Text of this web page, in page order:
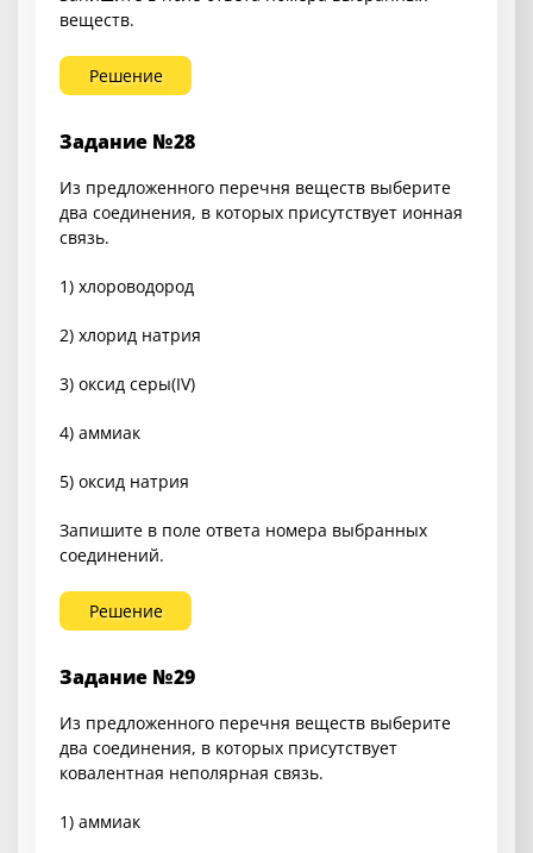
веществ.
Решение
Задание №28
Из предложенного перечня веществ выберите
два соединения, в которых присутствует ионная
связь.
1) хлороводород
2) хлорид натрия
3) оксид серы(IV)
4) аммиак
5) оксид натрия
Запишите в поле ответа номера выбранных
соединений.
Решение
Задание №29
Из предложенного перечня веществ выберите
два соединения, в которых присутствует
ковалентная неполярная связь.
1) аммиак